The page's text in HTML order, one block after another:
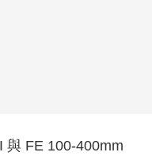
與 FE 100-400mm